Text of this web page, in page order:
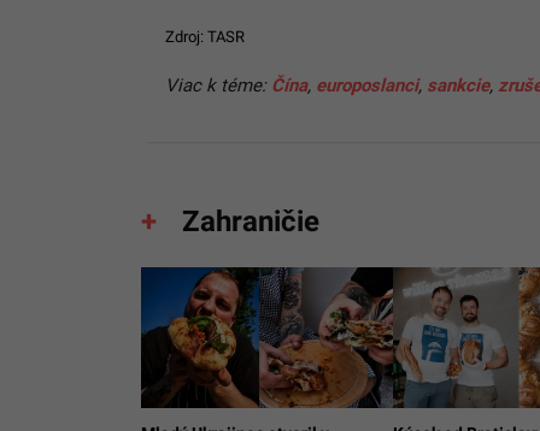
Zdroj: TASR
Viac k téme: Čína, europoslanci, sankcie,
Zahraničie